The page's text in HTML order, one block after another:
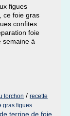
figues
ce foie gras
confites
foie
semaine à
torchon / recette
gras figues
terrine de foie